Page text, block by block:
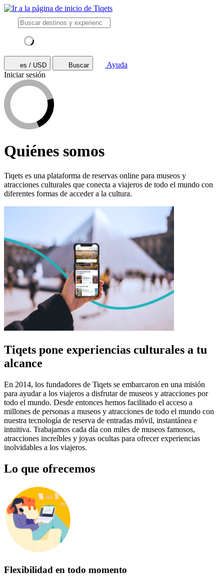
es / USD Buscar
Ayuda
Iniciar sesión
Quiénes somos
Tiqets es una plataforma de reservas online para museos y
atracciones culturales que conecta a viajeros de todo el mundo con
diferentes formas de acceder a la cultura.
Tiqets pone experiencias culturales a tu
alcance
En 2014, los fundadores de Tiqets se embarcaron en una misión
para ayudar a los viajeros a disfrutar de museos y atracciones por
todo el mundo. Desde entonces hemos facilitado el acceso a
millones de personas a museos y atracciones de todo el mundo con
nuestra tecnología de reserva de entradas móvil, instantánea e
intuitiva. Trabajamos cada día con miles de museos famosos,
atracciones increíbles y joyas ocultas para ofrecer experiencias
inolvidables a los viajeros.
Lo que ofrecemos
Flexibilidad en todo momento